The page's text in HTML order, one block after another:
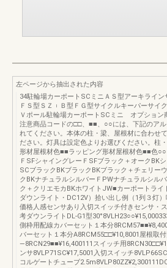
左ページから抽出された内容
34駐輪場カーポートSCミニＡＳ型アーキライン
ＦＳ型ＳＺ︲Ｂ型ＦＧ型サイクルキーパーサイ
Ｖポール駐輪場カーポートSCミニ オプション
注意商品コードの□□、■■、○○には、下記のアル
れてください。本体の柱・梁、屋根材に合わせ
ださい。灯具は設定色よりお選びください。柱
形材屋根材色■■ラッピング形材屋根材色■■色
ＦSFシャイングレーＦSFブラック＋オークBK
SCブラックBKブラックBKブラック＋チェリー
クBKナチュラルシルバーＦPWナチュラルシル
ク＋クリエモカBKホワイトJW■カーポートライ
ダウンライト・DC12V）拾い出し例（1列３灯
価格人感センサあり入切スイッチ付きセンサ・
考ダウンライトDL-G1型
側枠用配線カバーセット１本分
バーセット１本分A8RCM55□□¥10,8001屋根取
―8RCN29■■¥16,400111スイッチ用
ンサ8VLP71SC¥17,5001入切スイッチ
コルゲートチューブ